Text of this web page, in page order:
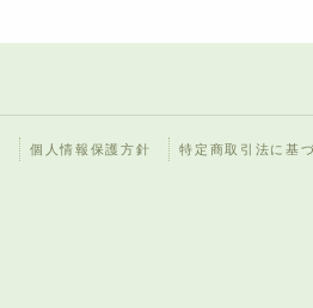
個人情報保護方針 特定商取引法に基